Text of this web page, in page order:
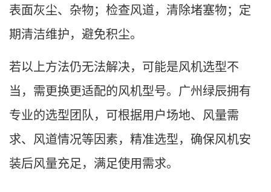
表面灰尘、杂物；检查风道，清除堵塞物；定
期清洁维护，避免积尘。
若以上方法仍无法解决，可能是风机选型不
当，需更换更适配的风机型号。广州绿辰拥有
专业的选型团队，可根据用户场地、风量需
求、风道情况等因素，精准选型，确保风机安
装后风量充足，满足使用需求。